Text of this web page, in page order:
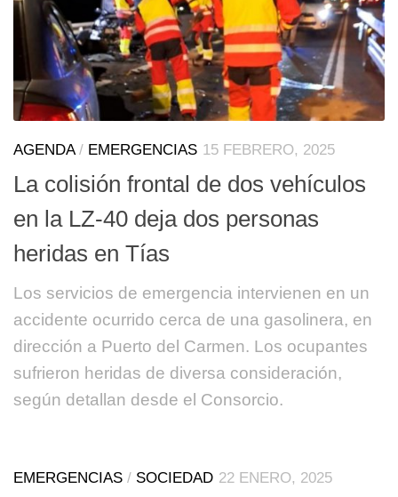
AGENDA/ EMERGENCIAS 15 FEBRERO, 2025
La colisión frontal de dos vehículos
en la LZ-40 deja dos personas
heridas en Tías
Los servicios de emergencia intervienen en un
accidente ocurrido cerca de una gasolinera, en
dirección a Puerto del Carmen. Los ocupantes
sufrieron heridas de diversa consideración,
según detallan desde el Consorcio.
EMERGENCIAS / SOCIEDAD 22 ENERO, 2025